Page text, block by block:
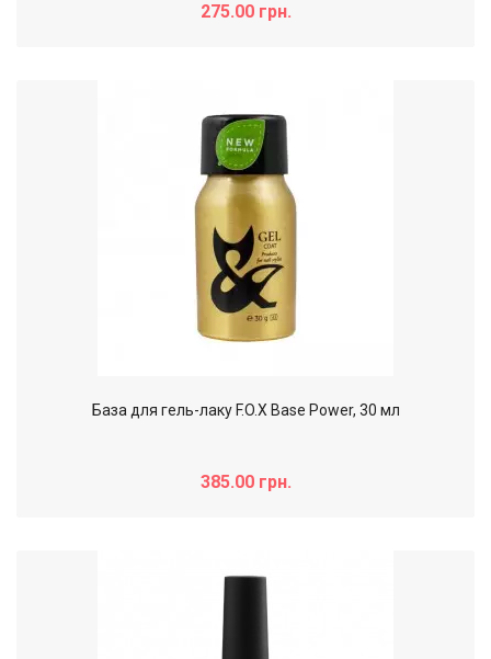
275.00 грн.
База для гель-лаку F.O.X Base Power, 30 мл
385.00 грн.